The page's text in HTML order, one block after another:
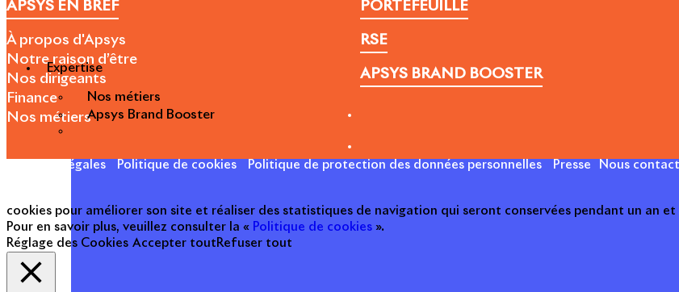
Expertise
Nos métiers
Apsys Brand Booster
APSYS EN BREF
À propos d'Apsys
Notre raison d’être
Nos dirigeants
Finance
Nos métiers
PORTEFEUILLE
RSE
APSYS BRAND BOOSTER
Mentions légales Politique de cookies Politique de protection des données personnelles Presse Nous
cookies pour améliorer son site et réaliser des statistiques de navigation qui seront conservées pendant un an
Pour en savoir plus, veuillez consulter la « Politique de cookies ».
Réglage des Cookies Accepter tout Refuser tout